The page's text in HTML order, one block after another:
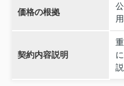
価格の根拠
契約内容説明